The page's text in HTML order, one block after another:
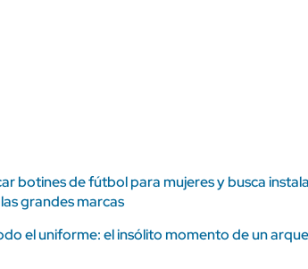
botines de fútbol para mujeres y busca
grandes marcas
el uniforme: el insólito momento de un